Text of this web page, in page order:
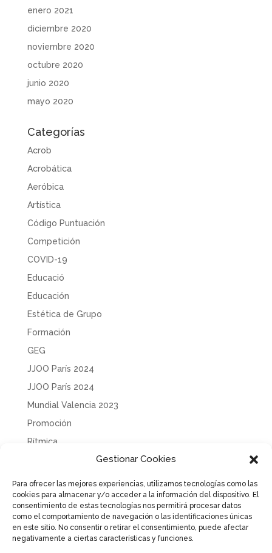
Gestionar Cookies
Para ofrecer las mejores experiencias, utilizamos tecnologías como las
cookies para almacenar y/o acceder a la información del dispositivo. El
consentimiento de estas tecnologías nos permitirá procesar datos
como el comportamiento de navegación o las identificaciones únicas
en este sitio. No consentir o retirar el consentimiento, puede afectar
negativamente a ciertas características y funciones.
enero 2021
diciembre 2020
noviembre 2020
octubre 2020
junio 2020
mayo 2020
Categorías
Acrob
Acrobática
Aeróbica
Artística
Código Puntuación
Competición
COVID-19
Educació
Educación
Estética de Grupo
Formación
GEG
JJOO París 2024
JJOO París 2024
Mundial Valencia 2023
Promoción
Rítmica
Tecnificación
Uncategorized